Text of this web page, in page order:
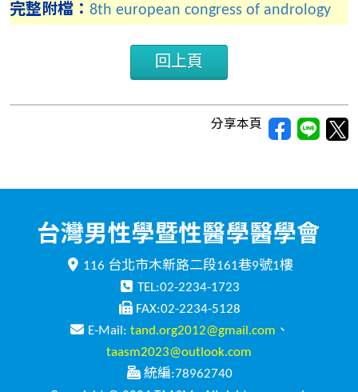
完整附檔： 8th european congress of andrology
回上頁
分享本頁
116 台北市木新路二段161巷9號1樓
TEL:02-2234-1723
FAX:02-2234-5128
E-Mail: tand.org2012@gmail.com 、
taasm2023@outlook.com
統編:78962740